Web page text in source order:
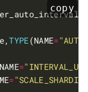
copy
TYPE(NAME=
=
=